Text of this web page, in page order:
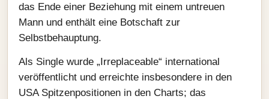
das Ende einer Beziehung mit einem untreuen
Mann und enthält eine Botschaft zur
Selbstbehauptung.
Als Single wurde „Irreplaceable“ international
veröffentlicht und erreichte insbesondere in den
USA Spitzenpositionen in den Charts; das